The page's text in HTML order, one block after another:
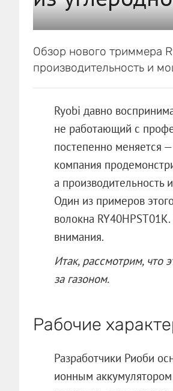
Обзор нового триммера
производительность и
Ryobi давно
не работающий с
постепенно меняется
компания
а производительность
Один из примеров
волокна
внимания.
Итак, рассмотрим, что
за газоном.
Рабочие
Разработчики Риоби
ионным